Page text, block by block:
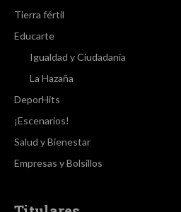
Tierra fértil
Educarte
Igualdad y Ciudadanía
La Hazaña
DeporHits
¡Escenarios!
Salud y Bienestar
Empresas y Bolsillos